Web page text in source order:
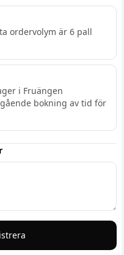
ordervolym är 6 pall
i Fruängen
bokning av tid för